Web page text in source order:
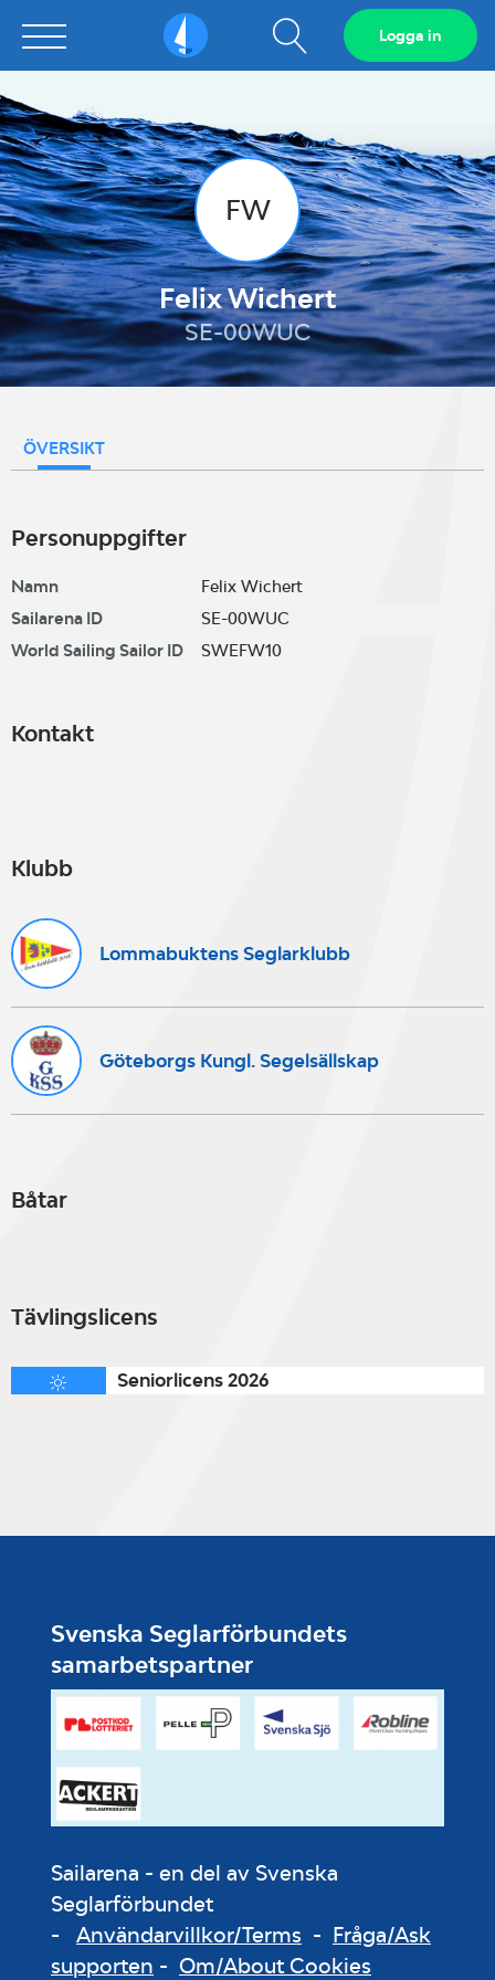
Sailarena Visa
sökfält
Logga in
FW
Felix Wichert
SE-00WUC
ÖVERSIKT
Personuppgifter
Namn
Felix Wichert
Sailarena ID
SE-00WUC
World Sailing Sailor ID
SWEFW10
Kontakt
Klubb
Lommabuktens Seglarklubb
Göteborgs Kungl. Segelsällskap
Båtar
Tävlingslicens
Seniorlicens 2026
Svenska Seglarförbundets
samarbetspartner
Sailarena - en del av Svenska
Seglarförbundet
- Användarvillkor/Terms - Fråga/Ask
supporten - Om/About Cookies